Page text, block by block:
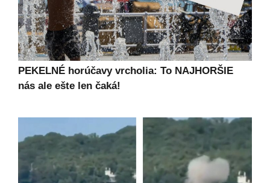
PEKELNÉ horúčavy vrcholia: To NAJHORŠIE
nás ale ešte len čaká!